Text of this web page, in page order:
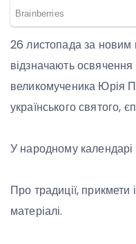
26 листопада за
відзначають
великомученика Юрія
українського святого,
У народному календарі
Про традиції, прикмети
матеріалі.